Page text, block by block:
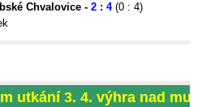
Chvalovice - 2 : 4(0 : 4)
utkání 3. 4. výhra nad